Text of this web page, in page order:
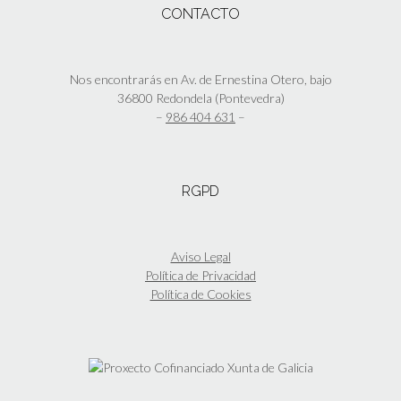
producto
opciones
elegir
en
la
CONTACTO
Nos encontrarás en Av. de Ernestina Otero, bajo
36800 Redondela (Pontevedra)
– 986 404 631 –
RGPD
Aviso Legal
Política de Privacidad
Política de Cookies